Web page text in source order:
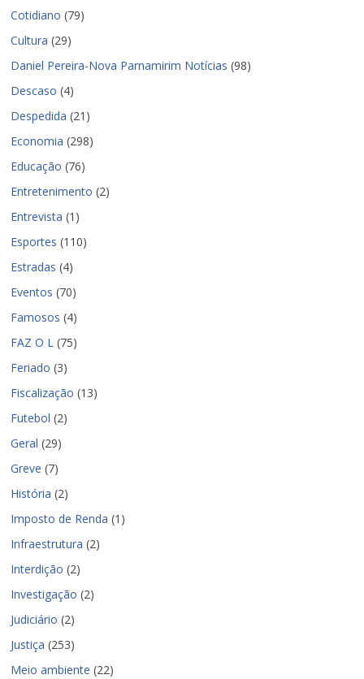
Cotidiano (79)
Cultura (29)
Daniel Pereira-Nova Parnamirim Notícias (98)
Descaso (4)
Despedida (21)
Economia (298)
Educação (76)
Entretenimento (2)
Entrevista (1)
Esportes (110)
Estradas (4)
Eventos (70)
Famosos (4)
FAZ O L (75)
Feriado (3)
Fiscalização (13)
Futebol (2)
Geral (29)
Greve (7)
História (2)
Imposto de Renda (1)
Infraestrutura (2)
Interdição (2)
Investigação (2)
Judiciário (2)
Justiça (253)
Meio ambiente (22)